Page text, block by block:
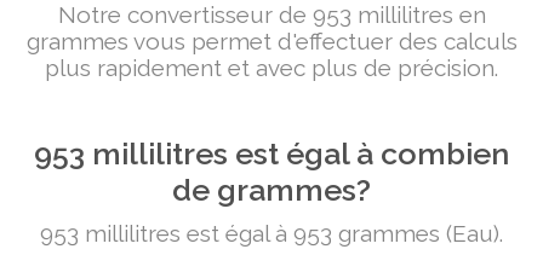
Notre convertisseur de 953 millilitres en
grammes vous permet d'effectuer des calculs
plus rapidement et avec plus de précision.
953 millilitres est égal à combien
de grammes?
953 millilitres est égal à 953 grammes (Eau).